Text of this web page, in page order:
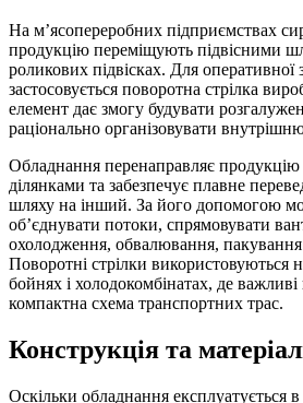
На м’ясопереробних підприємствах
продукцію переміщують підвісними
роликових підвісках. Для
застосовується поворотна стрілка
елемент дає змогу будувати
раціонально організовувати
Обладнання перенаправляє
ділянками та забезпечує плавне
шляху на інший. За його допомогою
об’єднувати потоки, спрямовувати
охолодження, обвалювання, пакування
Поворотні стрілки використовуються
бойнях і холодокомбінатах, де важливі
компактна схема транспортних трас.
Конструкція та
Оскільки обладнання експлуатується